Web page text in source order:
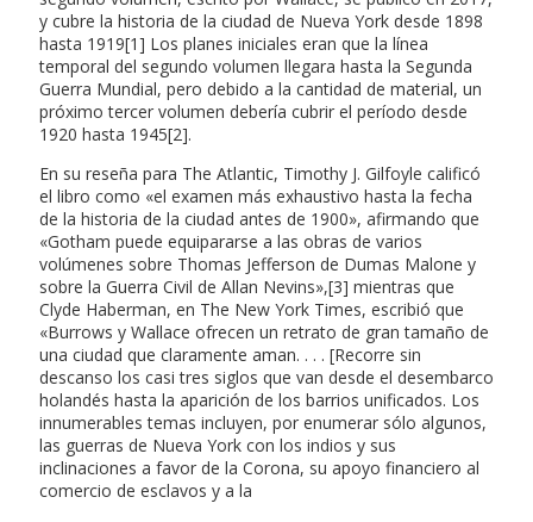
y cubre la historia de la ciudad de Nueva York desde 1898
hasta 1919[1] Los planes iniciales eran que la línea
temporal del segundo volumen llegara hasta la Segunda
Guerra Mundial, pero debido a la cantidad de material, un
próximo tercer volumen debería cubrir el período desde
1920 hasta 1945[2].
En su reseña para The Atlantic, Timothy J. Gilfoyle calificó
el libro como «el examen más exhaustivo hasta la fecha
de la historia de la ciudad antes de 1900», afirmando que
«Gotham puede equipararse a las obras de varios
volúmenes sobre Thomas Jefferson de Dumas Malone y
sobre la Guerra Civil de Allan Nevins»,[3] mientras que
Clyde Haberman, en The New York Times, escribió que
«Burrows y Wallace ofrecen un retrato de gran tamaño de
una ciudad que claramente aman. . . . [Recorre sin
descanso los casi tres siglos que van desde el desembarco
holandés hasta la aparición de los barrios unificados. Los
innumerables temas incluyen, por enumerar sólo algunos,
las guerras de Nueva York con los indios y sus
inclinaciones a favor de la Corona, su apoyo financiero al
comercio de esclavos y a la